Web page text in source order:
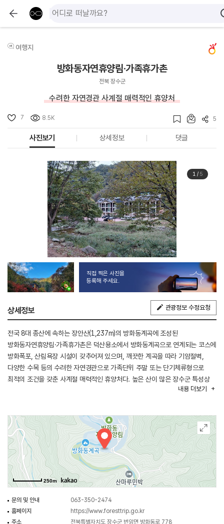
여행지
방화동자연휴양림·가족휴가촌
전북 장수군
수려한 자연경관 사계절 매력적인 휴양처
7 8.5K 5
사진보기 상세정보 댓글
1 / 5
직접 찍은 사진을
등록해 주세요.
상세정보 관광정보 수정요청
전국 8대 종산에 속하는 장안산(1,237m)의 방화동계곡에 조성된
방화동자연휴양림·가족휴가촌은 덕산용소에서 방화동계곡으로 연계되는 코스에
방화폭포, 산림욕장 시설이 갖추어져 있으며, 깨끗한 계곡을 따라 기암절벽,
다양한 수목 등의 수려한 자연경관으로 가족단위 주말 또는 단기체류형으로
최적의 조건을 갖춘 사계절 매력적인 휴양처다. 높은 산이 많은 장수군 특성상
지형적으로 해발 500m 이상의 고지대에 위치하고 있어 기온이 낮으며, 해발
통나무집 4동과 산림문화휴양관등 숙박시설 및 세미나를 위한 영상과 방송시설,
식당 등이 갖춰져 있다. 방화동가족휴가촌에는 숙박시설(다문화체험동,
가족휴양동)을 비롯하여 오토캠핑장, 캠핑카 야영장, 목재문화체험장, 취사장을
비롯한 각종 편의시설을 갖추고 있다. 특히 전국 최고의 오토캠핑 시설 등이
수려한 방화동 계곡을 끼고 조성되어 있다.
내용 더보기
250m
문의 및 안내
063-350-2474
홈페이지
https://www.foresttrip.go.kr
주소
전북특별자치도 장수군 번암면 방화동로 778